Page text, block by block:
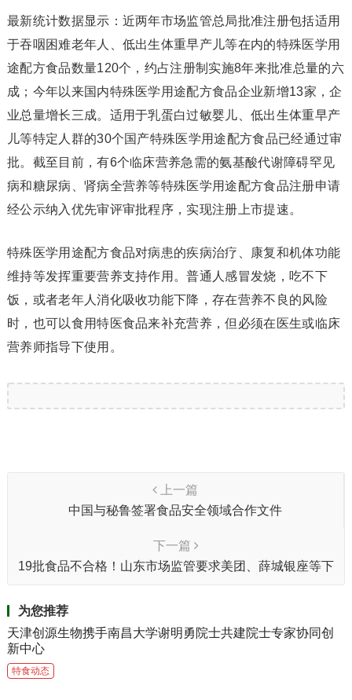
最新统计数据显示：近两年市场监管总局批准注册包括适用
于吞咽困难老年人、低出生体重早产儿等在内的特殊医学用
途配方食品数量120个，约占注册制实施8年来批准总量的六
成；今年以来国内特殊医学用途配方食品企业新增13家，企
业总量增长三成。适用于乳蛋白过敏婴儿、低出生体重早产
儿等特定人群的30个国产特殊医学用途配方食品已经通过审
批。截至目前，有6个临床营养急需的氨基酸代谢障碍罕见
病和糖尿病、肾病全营养等特殊医学用途配方食品注册申请
经公示纳入优先审评审批程序，实现注册上市提速。
特殊医学用途配方食品对病患的疾病治疗、康复和机体功能
维持等发挥重要营养支持作用。普通人感冒发烧，吃不下
饭，或者老年人消化吸收功能下降，存在营养不良的风险
时，也可以食用特医食品来补充营养，但必须在医生或临床
营养师指导下使用。
上一篇
中国与秘鲁签署食品安全领域合作文件
下一篇
19批食品不合格！山东市场监管要求美团、薛城银座等下
为您推荐
天津创源生物携手南昌大学谢明勇院士共建院士专家协同创
新中心
特食动态